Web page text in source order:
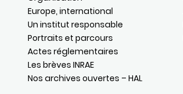
Europe, international
Un institut responsable
Portraits et parcours
Actes réglementaires
Les brèves INRAE
Nos archives ouvertes – HAL